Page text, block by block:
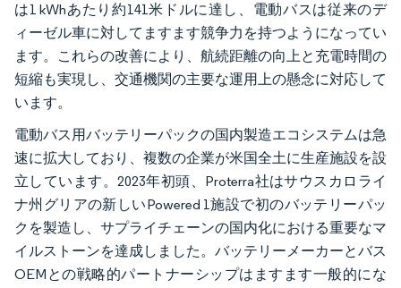
は1 kWhあたり約141米ドルに達し、電動バスは従来のデ
ィーゼル車に対してますます競争力を持つようになってい
ます。これらの改善により、航続距離の向上と充電時間の
短縮も実現し、交通機関の主要な運用上の懸念に対応して
います。
電動バス用バッテリーパックの国内製造エコシステムは急
速に拡大しており、複数の企業が米国全土に生産施設を設
立しています。2023年初頭、Proterra社はサウスカロライ
ナ州グリアの新しいPowered 1施設で初のバッテリーパッ
クを製造し、サプライチェーンの国内化における重要なマ
イルストーンを達成しました。バッテリーメーカーとバス
OEMとの戦略的パートナーシップはますます一般的にな